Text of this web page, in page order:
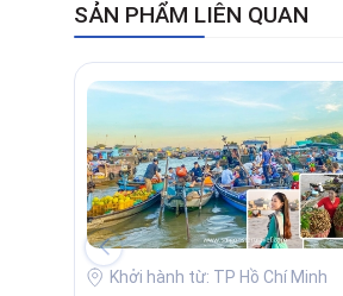
SẢN PHẨM LIÊN QUAN
Khởi hành từ: TP Hồ Chí Minh